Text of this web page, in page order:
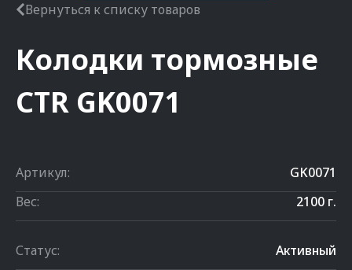
Вернуться к списку товаров
Колодки тормозные
CTR GK0071
Артикул:
GK0071
Вес:
2100 г.
Статус: Активный